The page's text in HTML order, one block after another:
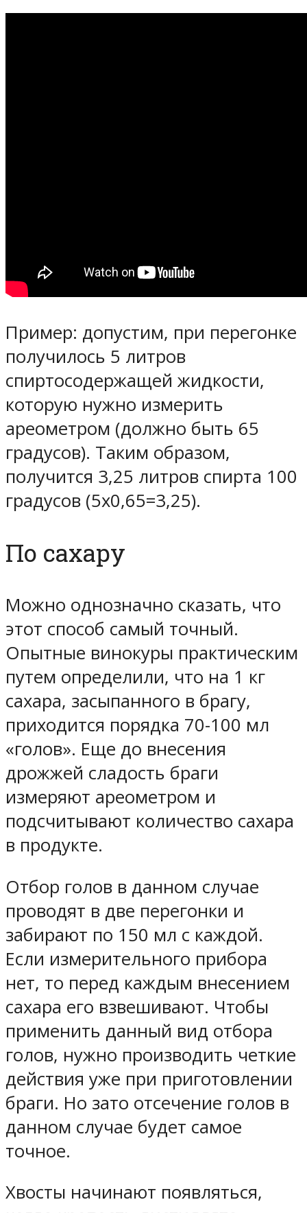
Пример: допустим, при перегонке
получилось 5 литров
спиртосодержащей жидкости,
которую нужно измерить
ареометром (должно быть 65
градусов). Таким образом,
получится 3,25 литров спирта 100
градусов (5х0,65=3,25).
По сахару
Можно однозначно сказать, что
этот способ самый точный.
Опытные винокуры практическим
путем определили, что на 1 кг
сахара, засыпанного в брагу,
приходится порядка 70-100 мл
«голов». Еще до внесения
дрожжей сладость браги
измеряют ареометром и
подсчитывают количество сахара
в продукте.
Отбор голов в данном случае
проводят в две перегонки и
забирают по 150 мл с каждой.
Если измерительного прибора
нет, то перед каждым внесением
сахара его взвешивают. Чтобы
применить данный вид отбора
голов, нужно производить четкие
действия уже при приготовлении
браги. Но зато отсечение голов в
данном случае будет самое
точное.
Хвосты начинают появляться,